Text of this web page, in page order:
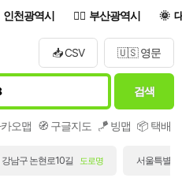
인천광역시 부산광역시
📥 CSV 🇺🇸 영문
검색
오맵 🧭 구글지도 🪁 빙맵 📦 택배/
남구 논현로10길 도로명 서울특별